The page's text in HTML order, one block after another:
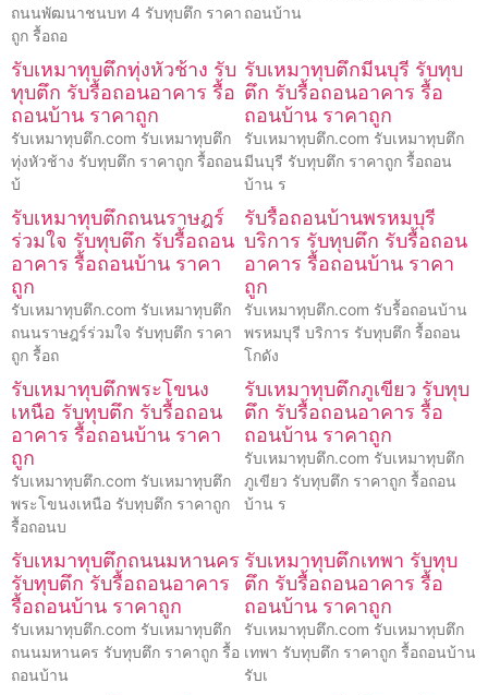
ถนนพัฒนาชนบท 4 รับทุบตึก ราคา
ถูก รื้อถอ
ถอนบ้าน
รับเหมาทุบตึกทุ่งหัวช้าง รับ
ทุบตึก รับรื้อถอนอาคาร รื้อ
ถอนบ้าน ราคาถูก
รับเหมาทุบตึก.com รับเหมาทุบตึก
ทุ่งหัวช้าง รับทุบตึก ราคาถูก รื้อถอน
บ้
รับเหมาทุบตึกมีนบุรี รับทุบ
ตึก รับรื้อถอนอาคาร รื้อ
ถอนบ้าน ราคาถูก
รับเหมาทุบตึก.com รับเหมาทุบตึก
มีนบุรี รับทุบตึก ราคาถูก รื้อถอน
บ้าน ร
รับเหมาทุบตึกถนนราษฎร์
ร่วมใจ รับทุบตึก รับรื้อถอน
อาคาร รื้อถอนบ้าน ราคา
ถูก
รับเหมาทุบตึก.com รับเหมาทุบตึก
ถนนราษฎร์ร่วมใจ รับทุบตึก ราคา
ถูก รื้อถ
รับรื้อถอนบ้านพรหมบุรี
บริการ รับทุบตึก รับรื้อถอน
อาคาร รื้อถอนบ้าน ราคา
ถูก
รับเหมาทุบตึก.com รับรื้อถอนบ้าน
พรหมบุรี บริการ รับทุบตึก รื้อถอน
โกดัง
รับเหมาทุบตึกพระโขนง
เหนือ รับทุบตึก รับรื้อถอน
อาคาร รื้อถอนบ้าน ราคา
ถูก
รับเหมาทุบตึก.com รับเหมาทุบตึก
พระโขนงเหนือ รับทุบตึก ราคาถูก
รื้อถอนบ
รับเหมาทุบตึกภูเขียว รับทุบ
ตึก รับรื้อถอนอาคาร รื้อ
ถอนบ้าน ราคาถูก
รับเหมาทุบตึก.com รับเหมาทุบตึก
ภูเขียว รับทุบตึก ราคาถูก รื้อถอน
บ้าน ร
รับเหมาทุบตึกถนนมหานคร
รับทุบตึก รับรื้อถอนอาคาร
รื้อถอนบ้าน ราคาถูก
รับเหมาทุบตึก.com รับเหมาทุบตึก
ถนนมหานคร รับทุบตึก ราคาถูก รื้อ
ถอนบ้าน
รับเหมาทุบตึกเทพา รับทุบ
ตึก รับรื้อถอนอาคาร รื้อ
ถอนบ้าน ราคาถูก
รับเหมาทุบตึก.com รับเหมาทุบตึก
เทพา รับทุบตึก ราคาถูก รื้อถอนบ้าน
รับเ